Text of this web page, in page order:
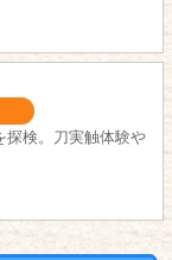
探検。刀実触体験や